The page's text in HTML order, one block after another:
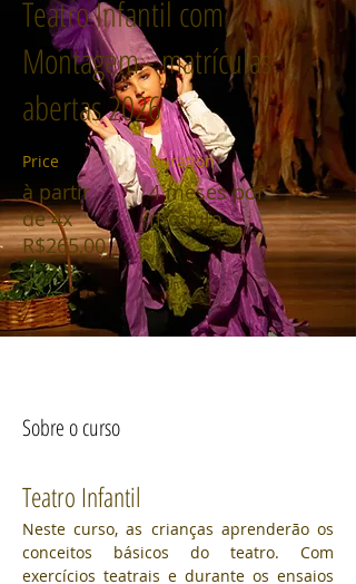
Teatro Infantil com
Montagem - matrículas
abertas 2026
Price
à partir
de 4x
R$265,00
Duration
4 meses por
módulo
Sobre o curso
Teatro Infantil
Neste curso, as crianças aprenderão os
conceitos básicos do teatro. Com
exercícios teatrais e durante os ensaios